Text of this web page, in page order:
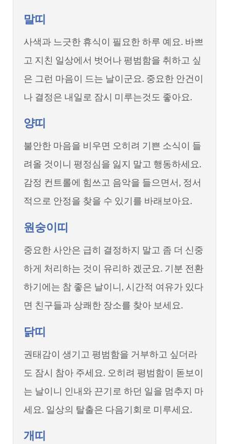
말띠
사색과 느긋한 휴식이 필요한 하루 예요. 바쁘
고 지친 일상에서 벗어나 평범함을 취하고 싶
은 그런 마음이 드는 날이군요. 중요한 안건이
나 결정은 내일로 잠시 미루는것도 좋아요.
양띠
불안한 마음을 비우면 오히려 기쁜 소식이 들
려올 것이니 평정심을 잃지 말고 행동하세요.
감정 컨트롤에 힘쓰고 음악을 들으면서, 정서
적으로 안정을 찾을 수 있기를 바래보아요.
원숭이띠
중요한 사안은 급히 결정하지 말고 좀 더 신중
하게 처리하는 것이 유리하 겠군요. 기분 전환
하기에는 참 좋은 날이니, 시간적 여유가 있다
면 친구들과 상쾌한 장소를 찾아 보세요.
닭띠
권태감이 생기고 평범함을 거부하고 싶더라
도 잠시 참아 주세요. 오히려 평범함이 돋보이
는 날이니 인내와 끈기로 하던 일을 멈추지 마
세요. 일상의 탈출은 다음기회로 미루세요.
개띠